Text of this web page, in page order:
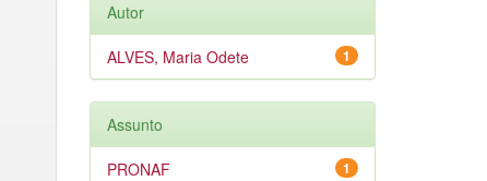
Autor
1
ALVES, Maria Odete
Assunto
1
PRONAF